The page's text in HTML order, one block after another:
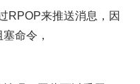
RPOP来推送消息，因
命令，